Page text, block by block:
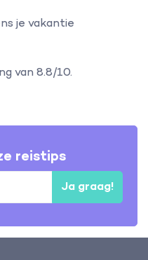
je vakantie
van 8.8/10.
reistips
Ja graag!